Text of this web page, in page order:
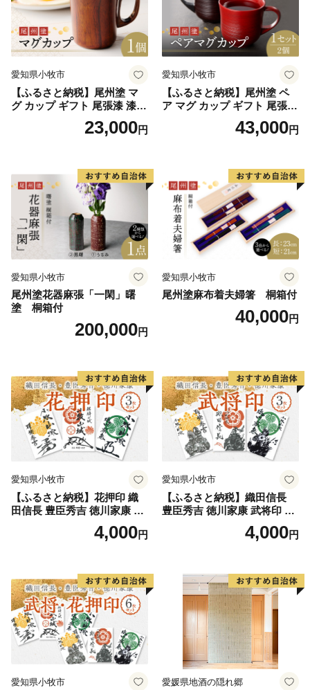
愛知県小牧市
【ふるさと納税】尾州塗 マ
グ カップ ギフト 尾張漆 漆
漆器 漆器工芸 工芸品 芸術性
実用性 抗菌性 美味しく安全
ウイルス効果 お取り寄せ 愛
知県 小牧市 送料無料
23,000円
愛知県小牧市
【ふるさと納税】尾州塗 ペ
ア マグ カップ ギフト 尾張漆
漆 漆器 漆器工芸 工芸品 芸術
性 実用性 抗菌性 美味しく安
抗ウイルス効果 お取り寄せ
愛知県 小牧市 送料無料
43,000円
愛知県小牧市
尾州塗花器麻張「一閑」曙
塗 桐箱付
200,000円
愛知県小牧市
尾州塗麻布着夫婦箸 桐箱付
40,000円
愛知県小牧市
【ふるさと納税】花押印 織
田信長 豊臣秀吉 徳川家康 3
枚 セット 戦国 武将 小牧山城
墨絵 龍画師 書道アーティス
牧市 お取り寄せ 送料無料
4,000円
愛知県小牧市
【ふるさと納税】織田信長
豊臣秀吉 徳川家康 武将印 3
枚 セット イラスト 戦国 武将
小牧山城 墨絵 龍画師 書道ア
愛知県 小牧市 お取り寄せ 送
4,000円
愛知県小牧市 愛媛県地酒の隠れ郷